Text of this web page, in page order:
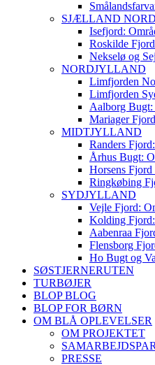
SJÆLLAND NORD
Isefjord:
Roskilde
Nekselø og
NORDJYLLAND
Limfjorden
Limfjorden
Aalborg Bugt:
Mariager
MIDTJYLLAND
Randers
Århus Bugt:
Horsens Fjord
Ringkøbing
SYDJYLLAND
Vejle Fjord:
Kolding
Aabenraa
Flensborg
Ho Bugt og
SØSTJERNERUTEN
TURBØJER
BLOP BLOG
BLOP FOR BØRN
OM BLÅ OPLEVELSER
OM PROJEKTET
PRESSE